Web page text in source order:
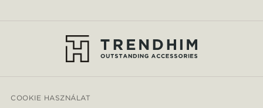
COOKIE HASZNÁLAT